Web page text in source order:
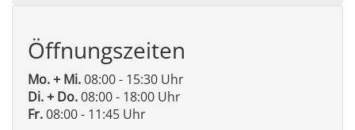
Öffnungszeiten
Mo. + Mi.08:00 - 15:30 Uhr
Di. + Do.08:00 - 18:00 Uhr
Fr.08:00 - 11:45 Uhr